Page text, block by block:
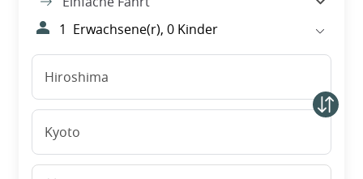
1 Erwachsene(r), 0 Kinder
Hiroshima
Kyoto